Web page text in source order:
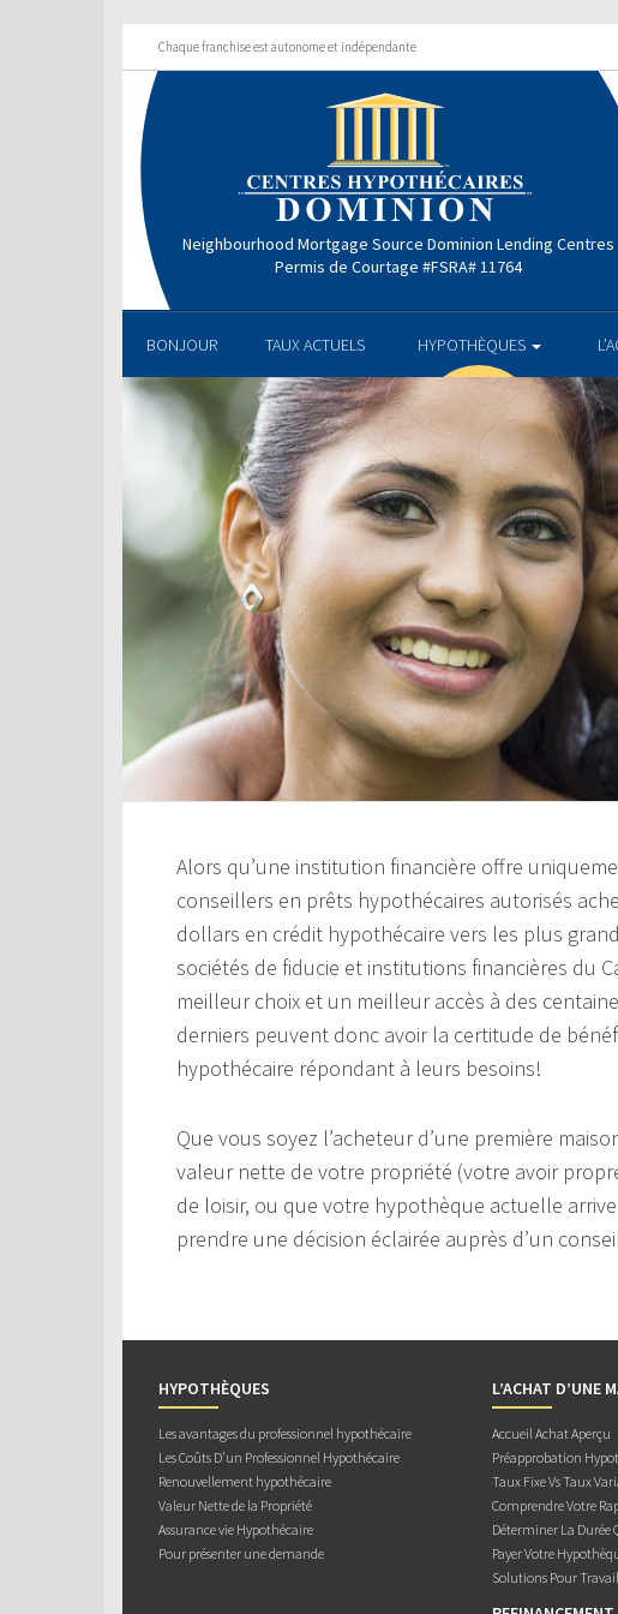
Chaque franchise est autonome et indépendante
Neighbourhood Mortgage Source Dominion Lending Centres
Permis de Courtage #FSRA# 11764
BONJOUR TAUX ACTUELS HYPOTHÈQUES
Alors qu’une institution financière offre
conseillers en prêts hypothécaires autorisés
dollars en crédit hypothécaire vers les plus
sociétés de fiducie et institutions financières du
meilleur choix et un meilleur accès à des
derniers peuvent donc avoir la certitude de
hypothécaire répondant à leurs besoins!
Que vous soyez l’acheteur d’une première
valeur nette de votre propriété (votre avoir
de loisir, ou que votre hypothèque actuelle
prendre une décision éclairée auprès d’un
HYPOTHÈQUES
Les avantages du professionnel hypothécaire
Les Coûts D’un Professionnel Hypothécaire
Renouvellement hypothécaire
Valeur Nette de la Propriété
Assurance vie Hypothécaire
Pour présenter une demande
L’ACHAT D’UNE
Accueil Achat Aperçu
Préapprobation
Taux Fixe Vs Taux
Comprendre Votre
Déterminer La Durée
Payer Votre
Solutions Pour